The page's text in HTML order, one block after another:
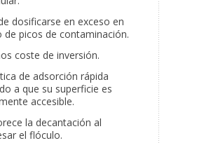
dosificarse en exceso en
de picos de contaminación.
coste de inversión.
de adsorción rápida
a que su superficie es
accesible.
la decantación al
el flóculo.